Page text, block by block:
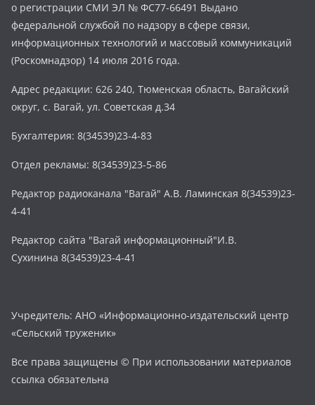
о регистрации СМИ ЭЛ № ФС77-66491 Выдано
федеральной службой по надзору в сфере связи,
информационных технологий и массовый коммуникаций
(Роскомнадзор) 14 июля 2016 года.
Адрес редакции: 626 240, Тюменская область, Вагайский
округ, с. Вагай, ул. Советская д.34
Бухгалтерия: 8(34539)23-4-83
Отдел рекламы: 8(34539)23-5-86
Редактор радиоканала "Вагай" А.В. Ламинская 8(34539)23-
4-41
Редактор сайта "Вагай информационный"И.В.
Сухинина 8(34539)23-4-41
Учредитель: АНО «Информационно-издательский центр
«Сельский труженик»
Все права защищены © При использовании материалов
ссылка обязательна